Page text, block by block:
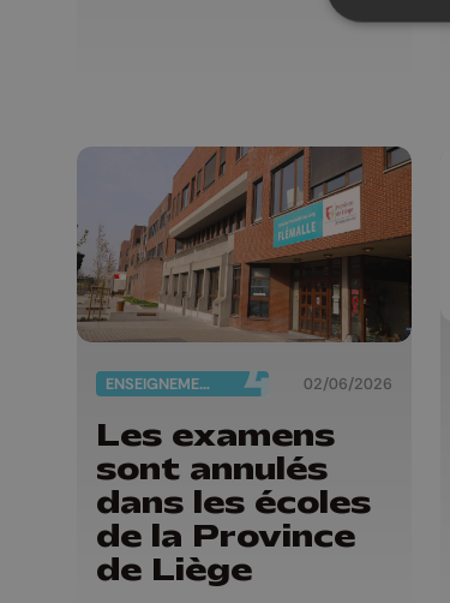
ENSEIGNEMENT 02/06/2026
Les examens
sont annulés
dans les écoles
de la Province
de Liège